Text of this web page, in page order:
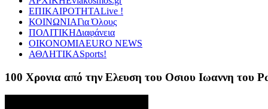
ΕΠΙΚΑΙΡΟΤΗΤΑLive !
ΚΟΙΝΩΝΙΑΓια Όλους
ΠΟΛΙΤΙΚΗΔιαφάνεια
ΟΙΚΟΝΟΜΙΑEURO NEWS
ΑΘΛΗΤΙΚΑSports!
100 Χρονια από την Ελευση του Οσιου Ιωαννη του